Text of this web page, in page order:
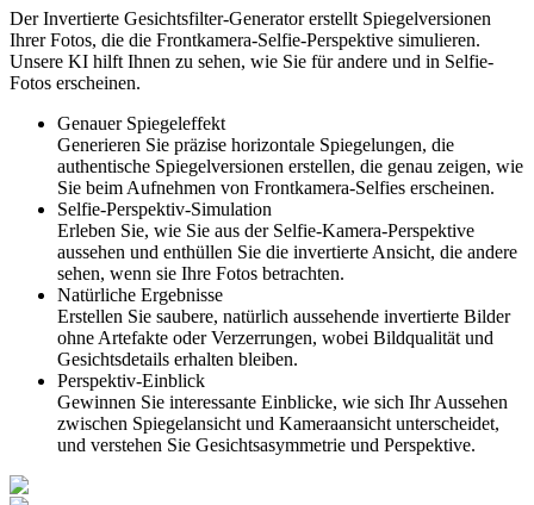
Der Invertierte Gesichtsfilter-Generator erstellt Spiegelversionen
Ihrer Fotos, die die Frontkamera-Selfie-Perspektive simulieren.
Unsere KI hilft Ihnen zu sehen, wie Sie für andere und in Selfie-
Fotos erscheinen.
Genauer Spiegeleffekt
Generieren Sie präzise horizontale Spiegelungen, die
authentische Spiegelversionen erstellen, die genau zeigen, wie
Sie beim Aufnehmen von Frontkamera-Selfies erscheinen.
Selfie-Perspektiv-Simulation
Erleben Sie, wie Sie aus der Selfie-Kamera-Perspektive
aussehen und enthüllen Sie die invertierte Ansicht, die andere
sehen, wenn sie Ihre Fotos betrachten.
Natürliche Ergebnisse
Erstellen Sie saubere, natürlich aussehende invertierte Bilder
ohne Artefakte oder Verzerrungen, wobei Bildqualität und
Gesichtsdetails erhalten bleiben.
Perspektiv-Einblick
Gewinnen Sie interessante Einblicke, wie sich Ihr Aussehen
zwischen Spiegelansicht und Kameraansicht unterscheidet,
und verstehen Sie Gesichtsasymmetrie und Perspektive.